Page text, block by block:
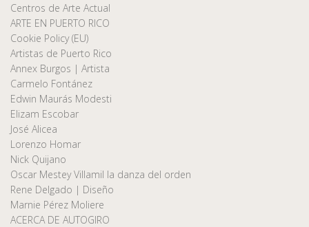
Centros de Arte Actual
ARTE EN PUERTO RICO
Cookie Policy (EU)
Artistas de Puerto Rico
Annex Burgos | Artista
Carmelo Fontánez
Edwin Maurás Modesti
Elizam Escobar
José Alicea
Lorenzo Homar
Nick Quijano
Oscar Mestey Villamil la danza del orden
Rene Delgado | Diseño
Marnie Pérez Moliere
ACERCA DE AUTOGIRO